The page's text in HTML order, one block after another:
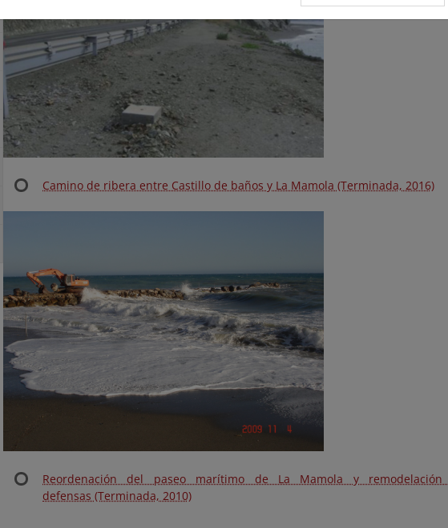
Camino de ribera entre Castillo de baños y La Mamola (Terminada, 2016)
Reordenación del paseo marítimo de La Mamola y
defensas (Terminada, 2010)